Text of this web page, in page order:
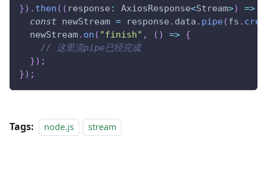
}) . then ( ( response : AxiosResponse<Stream>) =>
const newStream = response . data . pipe(fs .
  newStream
. on ( "finish" , ( ) => {
// 这里流pipe已经完成
}) ;
}) ;
Tags: node.js stream